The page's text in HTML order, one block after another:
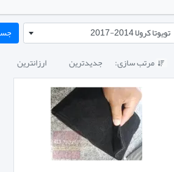
تویوتا کرولا 2014-2017
 مرتب سازی: جدیدترین ارزانترین